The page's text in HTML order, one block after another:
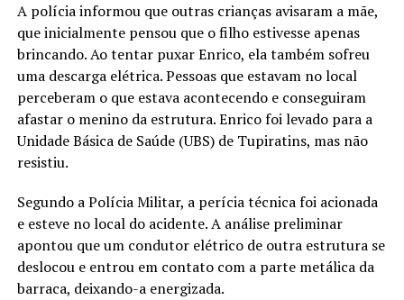
A polícia informou que outras crianças avisaram a mãe,
que inicialmente pensou que o filho estivesse apenas
brincando. Ao tentar puxar Enrico, ela também sofreu
uma descarga elétrica. Pessoas que estavam no local
perceberam o que estava acontecendo e conseguiram
afastar o menino da estrutura. Enrico foi levado para a
Unidade Básica de Saúde (UBS) de Tupiratins, mas não
resistiu.
Segundo a Polícia Militar, a perícia técnica foi acionada
e esteve no local do acidente. A análise preliminar
apontou que um condutor elétrico de outra estrutura se
deslocou e entrou em contato com a parte metálica da
barraca, deixando-a energizada.